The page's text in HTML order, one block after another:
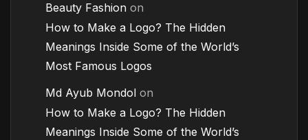
Beauty Fashion on
How to Make a Logo? The Hidden
Meanings Inside Some of the World’s
Most Famous Logos
Md Ayub Mondol on
How to Make a Logo? The Hidden
Meanings Inside Some of the World’s